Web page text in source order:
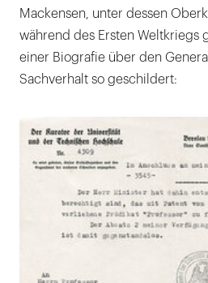
Mackensen, unter dessen
während des Ersten Weltkriegs
einer Biografie über den
Sachverhalt so geschildert: